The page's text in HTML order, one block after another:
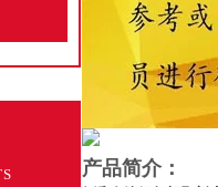
产品简介：